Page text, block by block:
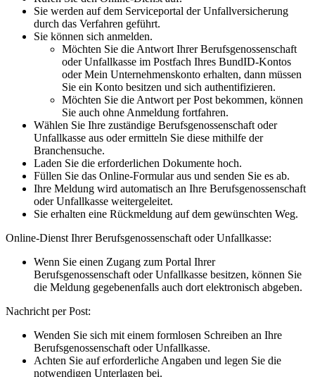
Sie werden auf dem Serviceportal der Unfallversicherung
durch das Verfahren geführt.
Sie können sich anmelden.
Möchten Sie die Antwort Ihrer Berufsgenossenschaft
oder Unfallkasse im Postfach Ihres BundID-Kontos
oder Mein Unternehmenskonto erhalten, dann müssen
Sie ein Konto besitzen und sich authentifizieren.
Möchten Sie die Antwort per Post bekommen, können
Sie auch ohne Anmeldung fortfahren.
Wählen Sie Ihre zuständige Berufsgenossenschaft oder
Unfallkasse aus oder ermitteln Sie diese mithilfe der
Branchensuche.
Laden Sie die erforderlichen Dokumente hoch.
Füllen Sie das Online-Formular aus und senden Sie es ab.
Ihre Meldung wird automatisch an Ihre Berufsgenossenschaft
oder Unfallkasse weitergeleitet.
Sie erhalten eine Rückmeldung auf dem gewünschten Weg.
Online-Dienst Ihrer Berufsgenossenschaft oder Unfallkasse:
Wenn Sie einen Zugang zum Portal Ihrer
Berufsgenossenschaft oder Unfallkasse besitzen, können Sie
die Meldung gegebenenfalls auch dort elektronisch abgeben.
Nachricht per Post:
Wenden Sie sich mit einem formlosen Schreiben an Ihre
Berufsgenossenschaft oder Unfallkasse.
Achten Sie auf erforderliche Angaben und legen Sie die
notwendigen Unterlagen bei.